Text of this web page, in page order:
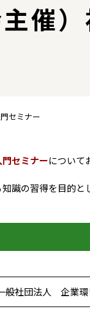
催
セミナー
セミナーについて
識の習得を目的と
般社団法人 企